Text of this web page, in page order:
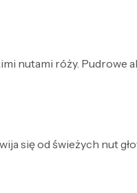
nutami róży.
od świeżych nut